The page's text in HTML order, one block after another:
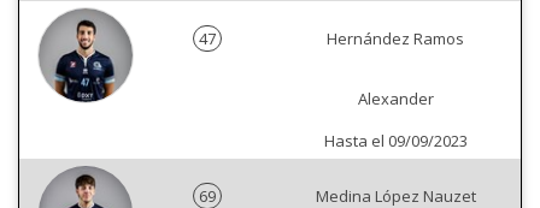
47 Hernández Ramos
Alexander
Hasta el 09/09/2023
69
Medina López Nauzet